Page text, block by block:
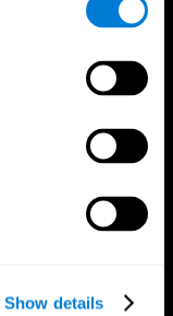
Show details